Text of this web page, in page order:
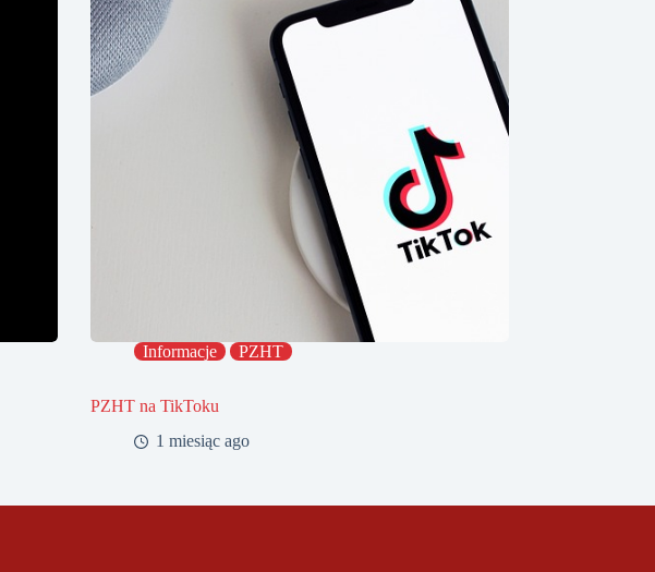
Informacje PZHT
PZHT na TikToku
1 miesiąc ago